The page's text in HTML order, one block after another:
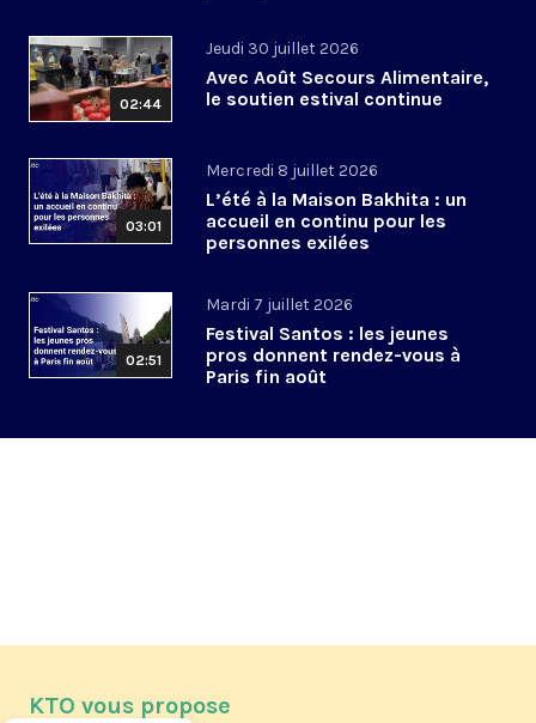
02:44
Jeudi 30 juillet 2026
Avec Août Secours Alimentaire,
le soutien estival continue
03:01
Mercredi 8 juillet 2026
L’été à la Maison Bakhita : un
accueil en continu pour les
personnes exilées
02:51
Mardi 7 juillet 2026
Festival Santos : les jeunes
pros donnent rendez-vous à
Paris fin août
KTO vous propose